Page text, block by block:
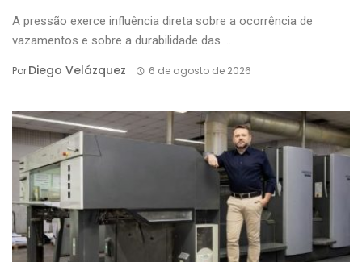
A pressão exerce influência direta sobre a ocorrência de
vazamentos e sobre a durabilidade das ...
PorDiego Velázquez 6 de agosto de 2026